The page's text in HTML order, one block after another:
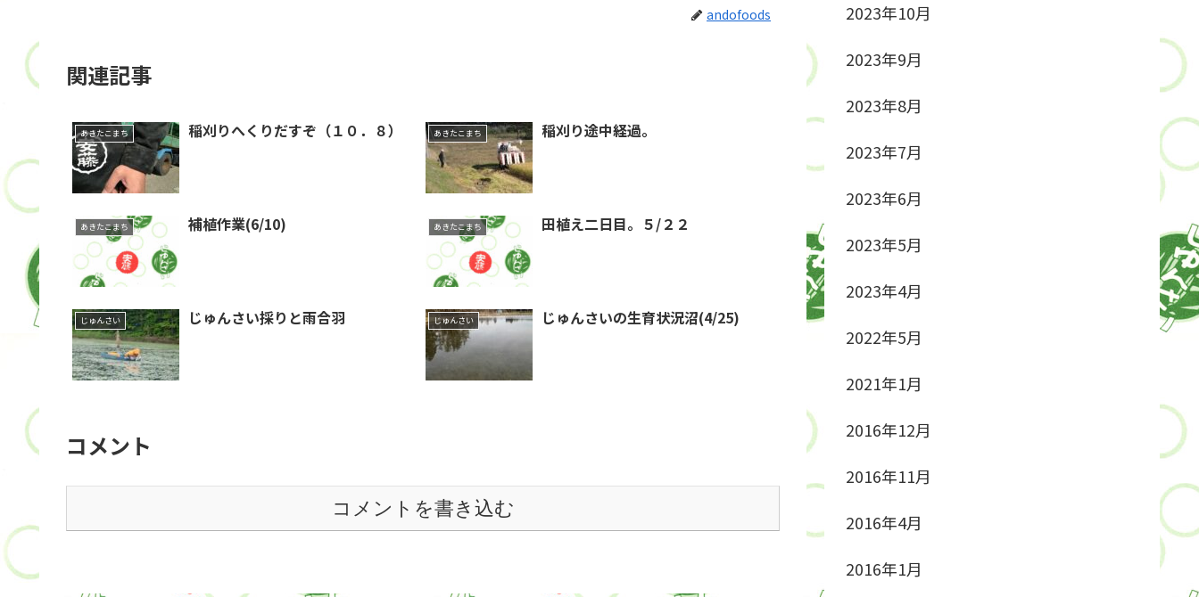
andofoods
関連記事
あきたこまち 稲刈りへくりだすぞ（１０．８） あきたこまち 稲刈り途中経過。
あきたこまち 補植作業(6/10) あきたこまち 田植え二日目。５/２２
じゅんさい じゅんさい採りと雨合羽 じゅんさい じゅんさいの生育状況沼(4/25)
コメント
コメントを書き込む
2023年10月
2023年9月
2023年8月
2023年7月
2023年6月
2023年5月
2023年4月
2022年5月
2021年1月
2016年12月
2016年11月
2016年4月
2016年1月